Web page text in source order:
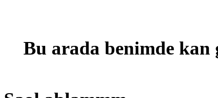
Bu arada benimde